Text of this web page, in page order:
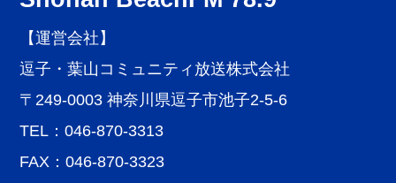
【運営会社】
逗子・葉山コミュニティ放送株式会社
〒249-0003 神奈川県逗子市池子2-5-6
TEL：046-870-3313
FAX：046-870-3323